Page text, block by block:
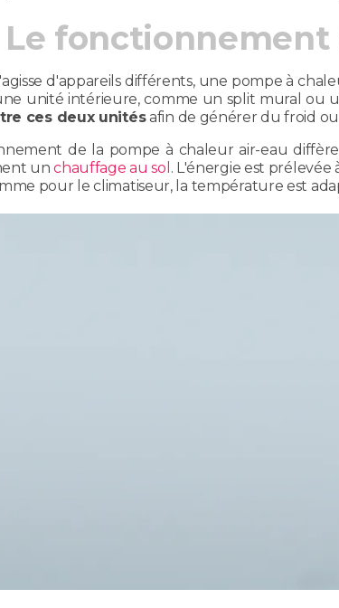
Le fonctionnement
d'appareils différents, une pompe à
unité intérieure, comme un split mural ou
ces deux unitésafin de générer du froid
de la pompe à chaleur air-eau
unchauffage au sol . L'énergie est
pour le climatiseur, la température est